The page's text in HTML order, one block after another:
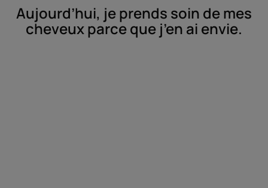
Aujourd’hui, je prends soin de mes
cheveux parce que j’en ai envie.